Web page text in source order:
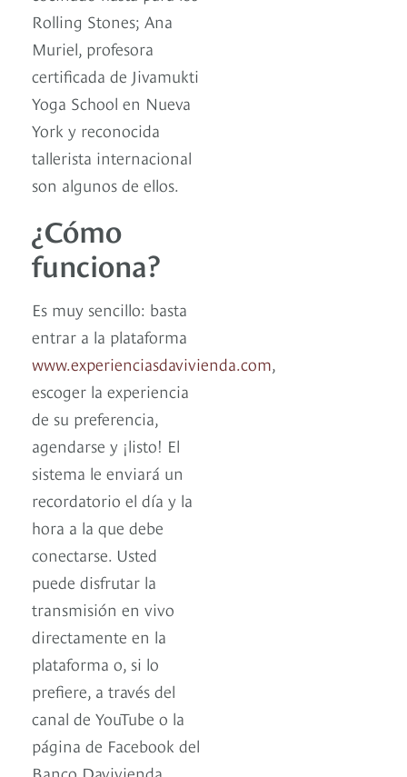
Rolling Stones; Ana
Muriel, profesora
certificada de Jivamukti
Yoga School en Nueva
York y reconocida
tallerista internacional
son algunos de ellos.
¿Cómo
funciona?
Es muy sencillo: basta
entrar a la plataforma
www.experienciasdavivienda.com
escoger la experiencia
de su preferencia,
agendarse y ¡listo! El
sistema le enviará un
recordatorio el día y la
hora a la que debe
conectarse. Usted
puede disfrutar la
transmisión en vivo
directamente en la
plataforma o, si lo
prefiere, a través del
canal de YouTube o la
página de Facebook del
Banco Davivienda.